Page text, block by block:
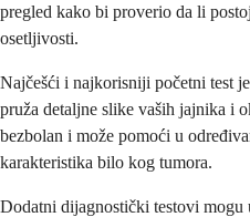
pregled kako bi proverio da li
osetljivosti.
Najčešći i najkorisniji početni test
pruža detaljne slike vaših jajnika i
bezbolan i može pomoći u
karakteristika bilo kog tumora.
Dodatni dijagnostički testovi mogu